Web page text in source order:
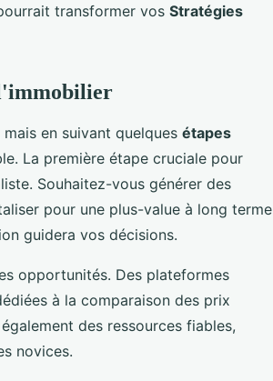
transformer vos Stratégies
en suivant quelques étapes
La première étape cruciale pour
Souhaitez-vous générer des
pour une plus-value à long terme
guidera vos décisions.
opportunités. Des plateformes
à la comparaison des prix
des ressources fiables,
novices.